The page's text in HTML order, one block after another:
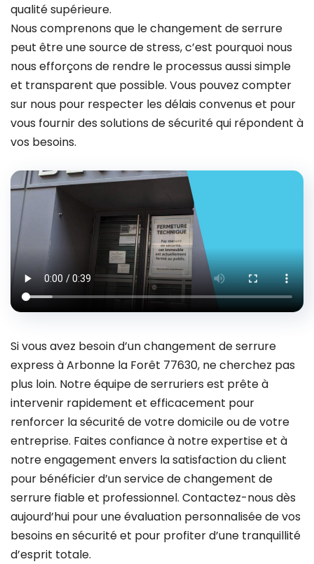
qualité supérieure.
Nous comprenons que le changement de serrure
peut être une source de stress, c’est pourquoi nous
nous efforçons de rendre le processus aussi simple
et transparent que possible. Vous pouvez compter
sur nous pour respecter les délais convenus et pour
vous fournir des solutions de sécurité qui répondent à
vos besoins.
Si vous avez besoin d’un changement de serrure
express à Arbonne la Forêt 77630, ne cherchez pas
plus loin. Notre équipe de serruriers est prête à
intervenir rapidement et efficacement pour
renforcer la sécurité de votre domicile ou de votre
entreprise. Faites confiance à notre expertise et à
notre engagement envers la satisfaction du client
pour bénéficier d’un service de changement de
serrure fiable et professionnel. Contactez-nous dès
aujourd’hui pour une évaluation personnalisée de vos
besoins en sécurité et pour profiter d’une tranquillité
d’esprit totale.